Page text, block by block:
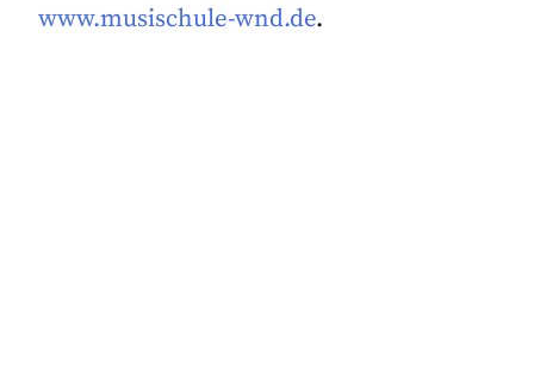
www.musischule-wnd.de.